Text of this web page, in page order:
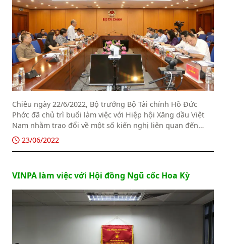
Chiều ngày 22/6/2022, Bộ trưởng Bộ Tài chính Hồ Đức
Phớc đã chủ trì buổi làm việc với Hiệp hội Xăng dầu Việt
Nam nhằm trao đổi về một số kiến nghị liên quan đến
hoạt động kinh doanh xăng dầu.
23/06/2022
VINPA làm việc với Hội đồng Ngũ cốc Hoa Kỳ